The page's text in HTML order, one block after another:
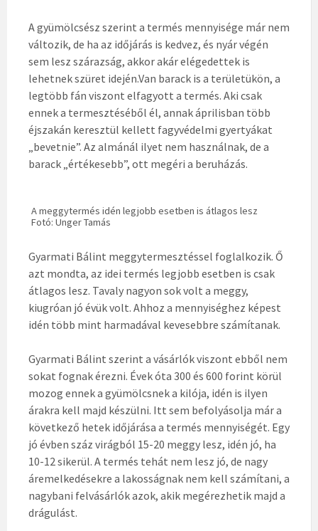
A gyümölcsész szerint a termés mennyisége már nem
változik, de ha az időjárás is kedvez, és nyár végén
sem lesz szárazság, akkor akár elégedettek is
lehetnek szüret idején.Van barack is a területükön, a
legtöbb fán viszont elfagyott a termés. Aki csak
ennek a termesztéséből él, annak áprilisban több
éjszakán keresztül kellett fagyvédelmi gyertyákat
„bevetnie”. Az almánál ilyet nem használnak, de a
barack „értékesebb”, ott megéri a beruházás.
A meggytermés idén legjobb esetben is átlagos lesz
Fotó: Unger Tamás
Gyarmati Bálint meggytermesztéssel foglalkozik. Ő
azt mondta, az idei termés legjobb esetben is csak
átlagos lesz. Tavaly nagyon sok volt a meggy,
kiugróan jó évük volt. Ahhoz a mennyiséghez képest
idén több mint harmadával kevesebbre számítanak.
Gyarmati Bálint szerint a vásárlók viszont ebből nem
sokat fognak érezni. Évek óta 300 és 600 forint körül
mozog ennek a gyümölcsnek a kilója, idén is ilyen
árakra kell majd készülni. Itt sem befolyásolja már a
következő hetek időjárása a termés mennyiségét. Egy
jó évben száz virágból 15-20 meggy lesz, idén jó, ha
10-12 sikerül. A termés tehát nem lesz jó, de nagy
áremelkedésekre a lakosságnak nem kell számítani, a
nagybani felvásárlók azok, akik megérezhetik majd a
drágulást.